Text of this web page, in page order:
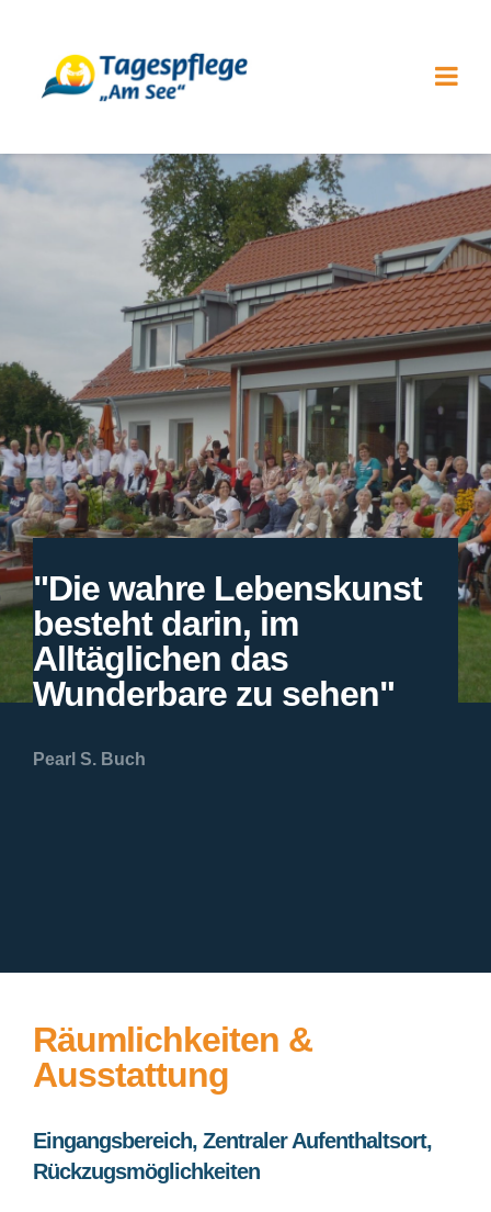
"Die wahre Lebenskunst
besteht darin, im
Alltäglichen das
Wunderbare zu sehen"
Pearl S. Buch
Räumlichkeiten &
Ausstattung
Eingangsbereich, Zentraler Aufenthaltsort,
Rückzugsmöglichkeiten